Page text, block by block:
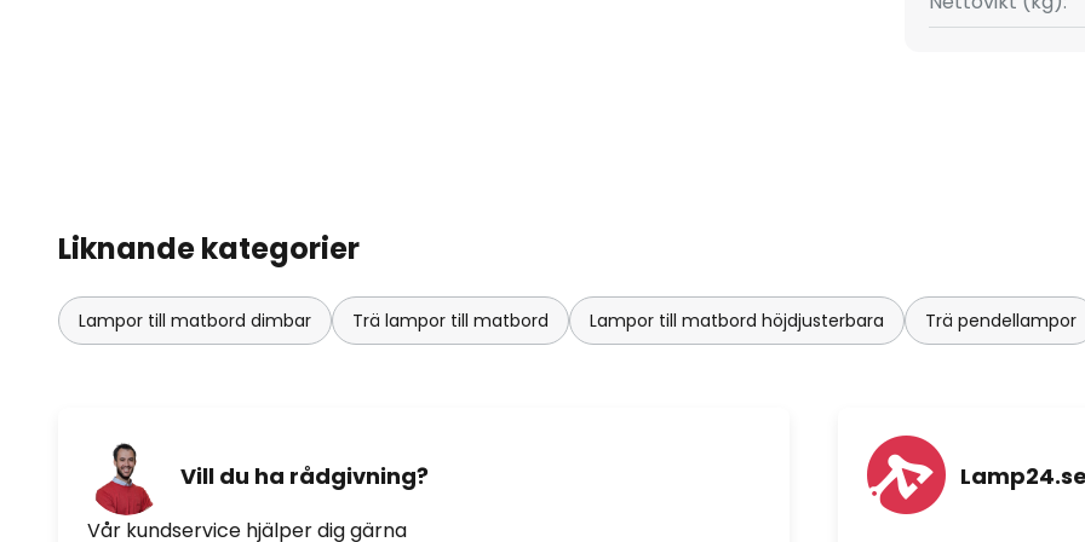
Liknande kategorier
Lampor till matbord dimbar Trä lampor till matbord Lampor till matbord höjdjusterbara Trä pendellampor
Vill du ha rådgivning?
Vår kundservice hjälper dig gärna
Lamp24.se